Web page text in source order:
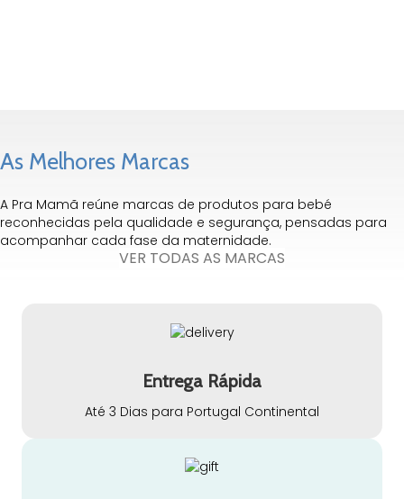
As Melhores Marcas
A Pra Mamã reúne marcas de produtos para bebé
reconhecidas pela qualidade e segurança, pensadas para
acompanhar cada fase da maternidade.
VER TODAS AS MARCAS
Entrega Rápida
Até 3 Dias para Portugal Continental